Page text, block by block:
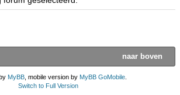
naar boven
MyBB, mobile version by MyBB GoMobile.
Switch to Full Version